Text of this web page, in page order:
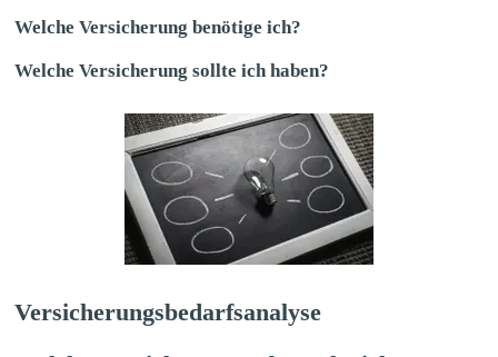
Welche Versicherung benötige ich?
Welche Versicherung sollte ich haben?
Versicherungsbedarfsanalyse